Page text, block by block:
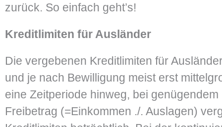
zurück. So einfach geht’s!
Kreditlimiten für Ausländer
Die vergebenen Kreditlimiten für
und je nach Bewilligung meist erst
eine Zeitperiode hinweg, bei genügendem
Freibetrag (=Einkommen ./. Auslagen)